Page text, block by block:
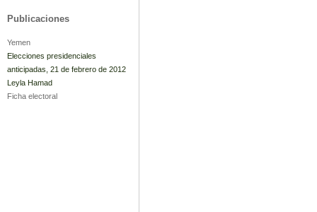
Publicaciones
Yemen
Elecciones presidenciales
anticipadas, 21 de febrero de 2012
Leyla Hamad
Ficha electoral